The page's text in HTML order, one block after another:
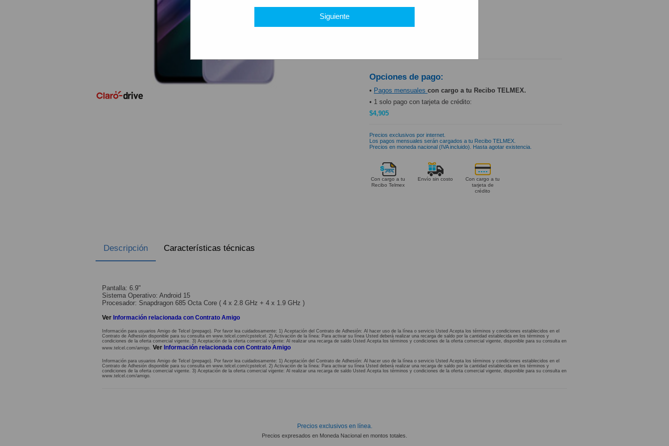
Siguiente
Opciones de pago:
• Pagos mensuales con cargo a tu Recibo TELMEX.
• 1 solo pago con tarjeta de crédito:
$4,905
Precios exclusivos por internet.
Los pagos mensuales serán cargados a tu Recibo TELMEX.
Precios en moneda nacional (IVA incluido). Hasta agotar existencia.
Con cargo a tu
Recibo Telmex
Envío sin costo
Con cargo a tu
tarjeta de
crédito
Descripción Características técnicas
Pantalla: 6.9"
Sistema Operativo: Android 15
Procesador: Snapdragon 685 Octa Core ( 4 x 2.8 GHz + 4 x 1.9 GHz )
Ver Información relacionada con Contrato Amigo
Información para usuarios Amigo de Telcel (prepago). Por favor lea cuidadosamente: 1) Aceptación del Contrato de Adhesión: Al hacer uso de la línea o servicio Usted Acepta los términos y condiciones establecidos en el
Contrato de Adhesión disponible para su consulta en www.telcel.com/cpstelcel. 2) Activación de la línea: Para activar su línea Usted deberá realizar una recarga de saldo por la cantidad establecida en los términos y
condiciones de la oferta comercial vigente. 3) Aceptación de la oferta comercial vigente: Al realizar una recarga de saldo Usted Acepta los términos y condiciones de la oferta comercial vigente, disponible para su consulta en
www.telcel.com/amigo. Ver Información relacionada con Contrato Amigo
Información para usuarios Amigo de Telcel (prepago). Por favor lea cuidadosamente: 1) Aceptación del Contrato de Adhesión: Al hacer uso de la línea o servicio Usted Acepta los términos y condiciones establecidos en el
Contrato de Adhesión disponible para su consulta en www.telcel.com/cpstelcel. 2) Activación de la línea: Para activar su línea Usted deberá realizar una recarga de saldo por la cantidad establecida en los términos y
condiciones de la oferta comercial vigente. 3) Aceptación de la oferta comercial vigente: Al realizar una recarga de saldo Usted Acepta los términos y condiciones de la oferta comercial vigente, disponible para su consulta en
www.telcel.com/amigo.
Precios exclusivos en línea.
Precios expresados en Moneda Nacional en montos totales.